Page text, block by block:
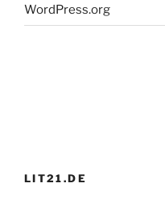
WordPress.org
LIT21.DE